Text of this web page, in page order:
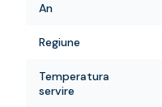
An
Regiune
Temperatura
servire